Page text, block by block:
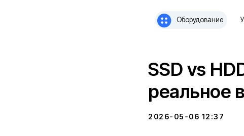
Услуги
Оборудование
Оборудование
SSD vs
реальное
2026-05-06 12:37